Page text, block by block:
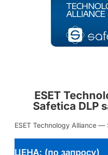
ESET
Safetica DLP
ESET Technology Alliance
ЦЕНА: (по запросу)